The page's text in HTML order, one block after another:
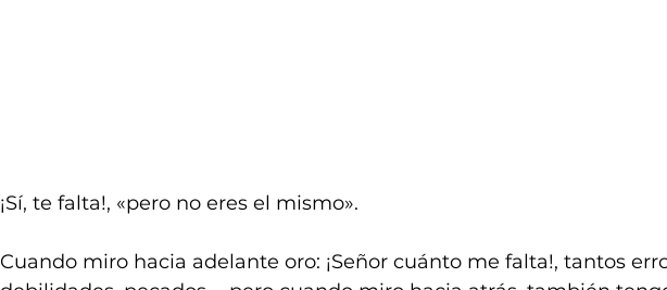
¡Sí, te falta!, «pero no eres el mismo».
Cuando miro hacia adelante oro: ¡Señor cuánto me falta!, tantos